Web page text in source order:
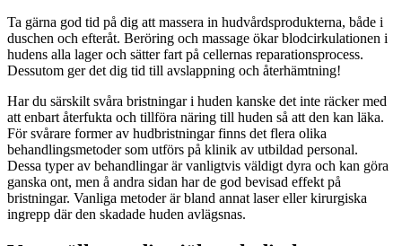
Ta gärna god tid på dig att massera in hudvårdsprodukterna, både i
duschen och efteråt. Beröring och massage ökar blodcirkulationen i
hudens alla lager och sätter fart på cellernas reparationsprocess.
Dessutom ger det dig tid till avslappning och återhämtning!
Har du särskilt svåra bristningar i huden kanske det inte räcker med
att enbart återfukta och tillföra näring till huden så att den kan läka.
För svårare former av hudbristningar finns det flera olika
behandlingsmetoder som utförs på klinik av utbildad personal.
Dessa typer av behandlingar är vanligtvis väldigt dyra och kan göra
ganska ont, men å andra sidan har de god bevisad effekt på
bristningar. Vanliga metoder är bland annat laser eller kirurgiska
ingrepp där den skadade huden avlägsnas.